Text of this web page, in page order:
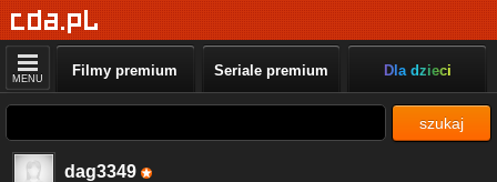
MENU Filmy premium Seriale premium Dla dzieci
szukaj
dag3349